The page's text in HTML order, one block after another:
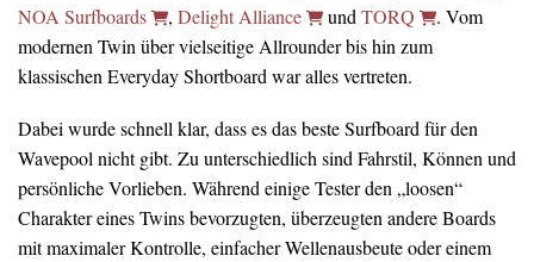
NOA Surfboards
, Delight Alliance und TORQ
. Vom
modernen Twin über vielseitige Allrounder bis hin zum
klassischen Everyday Shortboard war alles vertreten.
Dabei wurde schnell klar, dass es das beste Surfboard für den
Wavepool nicht gibt. Zu unterschiedlich sind Fahrstil, Können und
persönliche Vorlieben. Während einige Tester den „loosen“
Charakter eines Twins bevorzugten, überzeugten andere Boards
mit maximaler Kontrolle, einfacher Wellenausbeute oder einem